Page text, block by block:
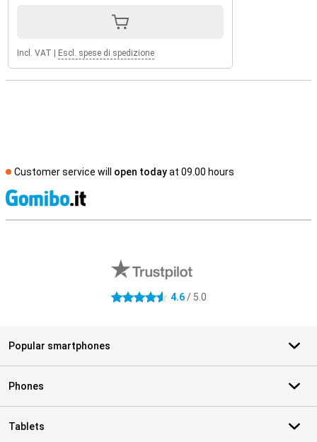
Incl. VAT Escl. spese di spedizione
Customer service will open todayat 09.00 hours
4.6 stars 4.6/ 5.0
Popular smartphones
Phones
Tablets